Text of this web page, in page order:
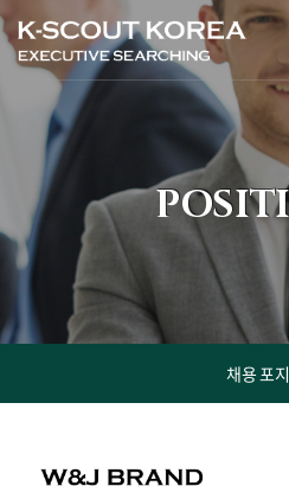
채용 포